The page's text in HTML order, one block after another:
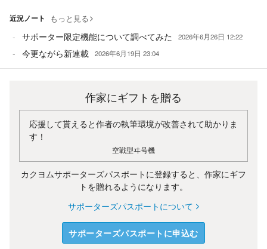
近況ノート もっと見る
サポーター限定機能について調べてみた 2026年6月26日 12:22
今更ながら新連載 2026年6月19日 23:04
作家にギフトを贈る
応援して貰えると作者の執筆環境が改善されて助かりま
す！
空戦型ヰ号機
カクヨムサポーターズパスポートに登録すると、作家にギフ
トを贈れるようになります。
サポーターズパスポートについて
サポーターズパスポートに申込む